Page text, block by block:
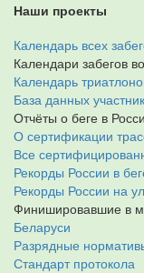
Наши проекты
Календарь всех
Календари забегов
Календарь
База данных
Отчёты о беге в
О сертификации
Все
Рекорды России в
Рекорды России на
Финишировавшие в
Беларуси
Разрядные
Стандарт протокола